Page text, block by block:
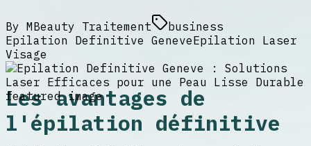
By MBeauty Traitement
business
Epilation Definitive GeneveEpilation Laser
Visage
Les avantages de
l'épilation définitive